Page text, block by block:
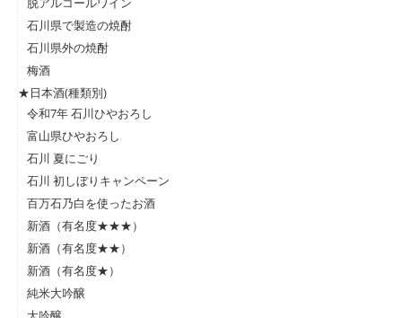
石川県で製造の焼酎
石川県外の焼酎
梅酒
★日本酒(種類別)
令和7年 石川ひやおろし
富山県ひやおろし
石川 夏にごり
石川 初しぼりキャンペーン
百万石乃白を使ったお酒
新酒（有名度★★★）
新酒（有名度★★）
新酒（有名度★）
純米大吟醸